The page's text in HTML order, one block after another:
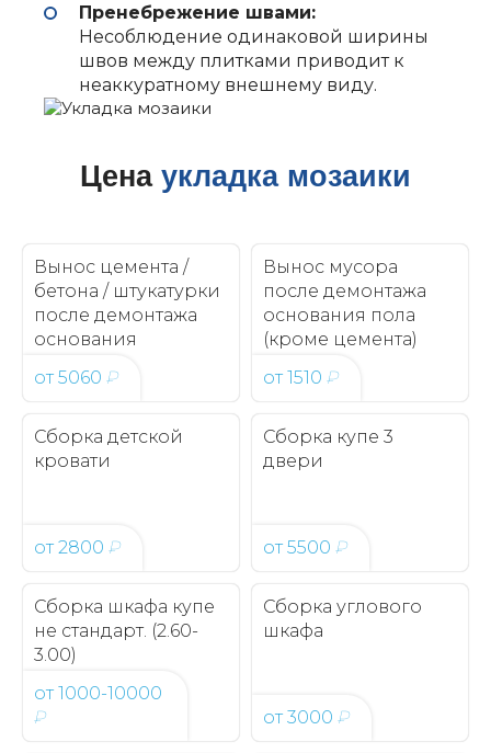
Пренебрежение швами:
Несоблюдение одинаковой ширины
швов между плитками приводит к
неаккуратному внешнему виду.
Цена укладка мозаики
Вынос цемента /
бетона / штукатурки
после демонтажа
основания
от5060 ₽
Вынос мусора
после демонтажа
основания пола
(кроме цемента)
от1510 ₽
Сборка детской
кровати
от2800 ₽
Сборка купе 3
двери
от5500 ₽
Сборка шкафа купе
не стандарт. (2.60-
3.00)
от1000-10000
₽
Сборка углового
шкафа
от3000 ₽